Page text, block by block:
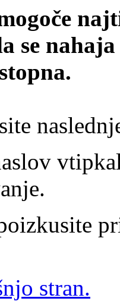
se
stran.